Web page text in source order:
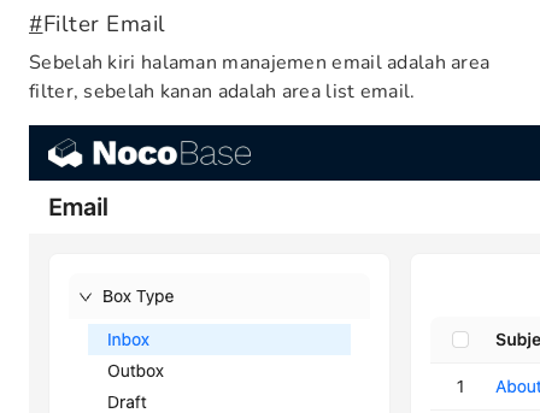
#Filter Email
Sebelah kiri halaman manajemen email adalah area
filter, sebelah kanan adalah area list email.